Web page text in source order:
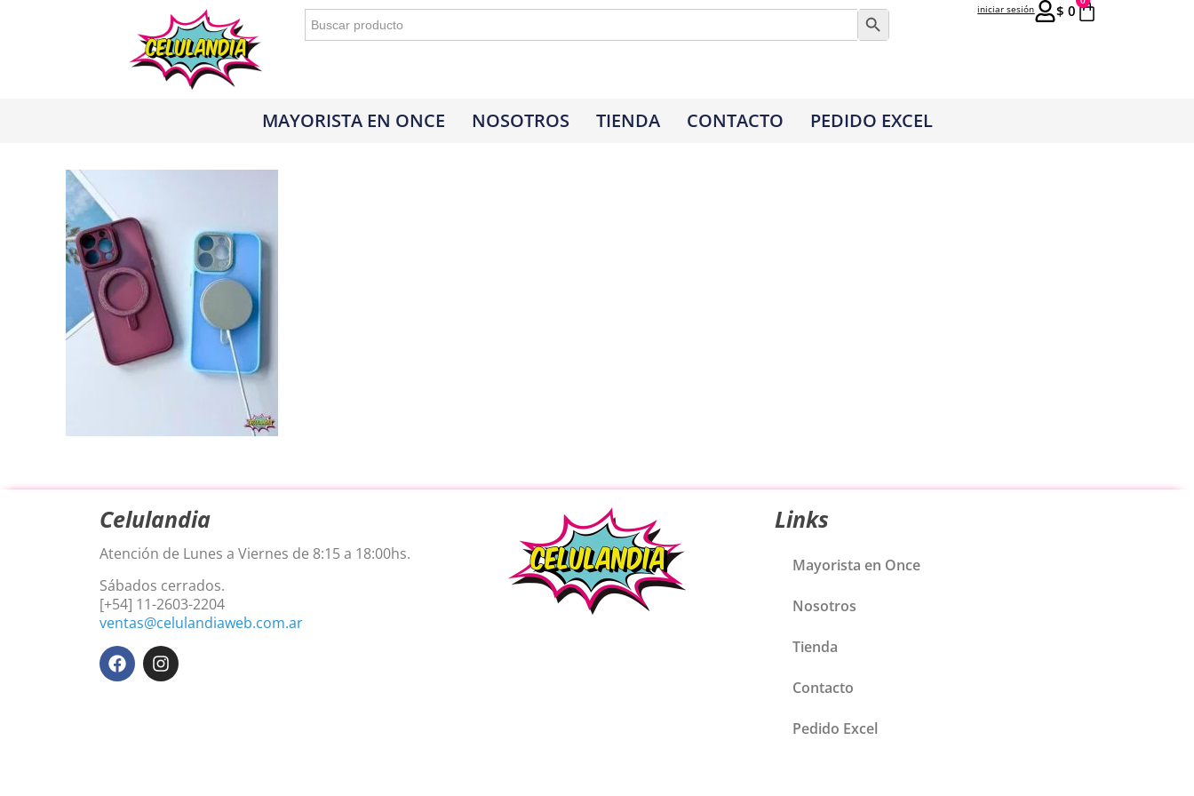
Buscar: Botón de búsqueda
$ 0
iniciar sesión
MAYORISTA EN ONCE NOSOTROS TIENDA CONTACTO PEDIDO EXCEL
Celulandia
Atención de Lunes a Viernes de 8:15 a 18:00hs.
Sábados cerrados.
[+54] 11-2603-2204
ventas@celulandiaweb.com.ar
Links
Mayorista en Once
Nosotros
Tienda
Contacto
Pedido Excel
Aceptar